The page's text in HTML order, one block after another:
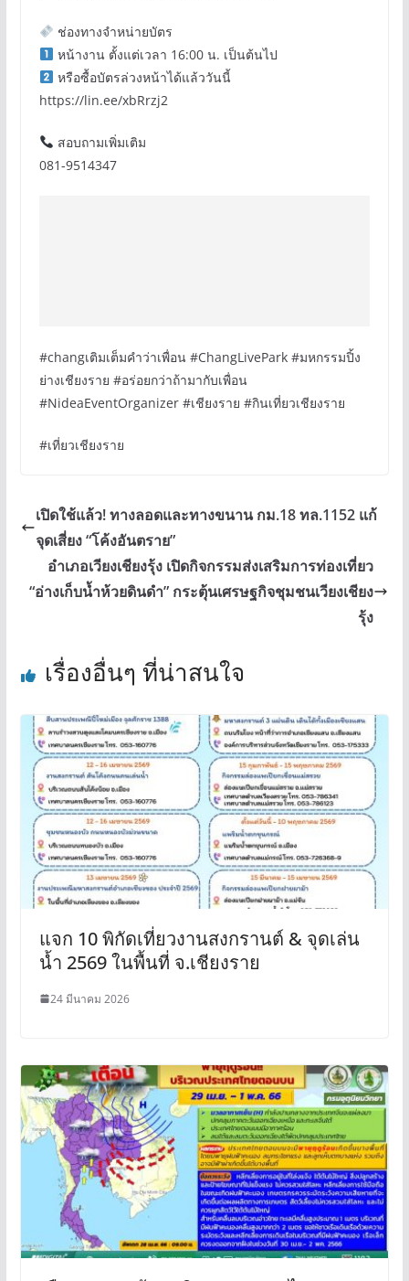
ช่องทางจำหน่ายบัตร
หน้างาน ตั้งแต่เวลา 16:00 น. เป็นต้นไป
หรือซื้อบัตรล่วงหน้าได้แล้ววันนี้
https://lin.ee/xbRrzj2
สอบถามเพิ่มเติม
081-9514347
#changเติมเต็มคําว่าเพื่อน #ChangLivePark #มหกรรมปิ้ง
ย่างเชียงราย #อร่อยกว่าถ้ามากับเพื่อน
#NideaEventOrganizer #เชียงราย #กินเที่ยวเชียงราย
#เที่ยวเชียงราย
เปิดใช้แล้ว! ทางลอดและทางขนาน กม.18 ทล.1152 แก้
จุดเสี่ยง “โค้งอันตราย”
อำเภอเวียงเชียงรุ้ง เปิดกิจกรรมส่งเสริมการท่องเที่ยว
“อ่างเก็บน้ำห้วยดินดำ” กระตุ้นเศรษฐกิจชุมชนเวียงเชียง
รุ้ง
เรื่องอื่นๆ ที่น่าสนใจ
แจก 10 พิกัดเที่ยวงานสงกรานต์ & จุดเล่น
น้ำ 2569 ในพื้นที่ จ.เชียงราย
24 มีนาคม 2026